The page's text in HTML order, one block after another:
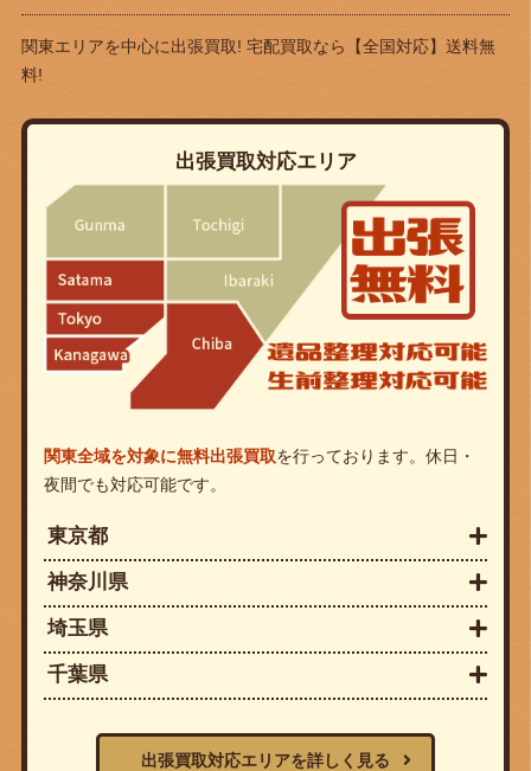
関東エリアを中心に出張買取! 宅配買取なら
【全国対応】送料無
料!
出張買取対応エリア
関東全域を対象に無料出張買取を行っております。休日・
夜間でも対応可能です。
東京都
神奈川県
埼玉県
千葉県
出張買取対応エリアを詳しく見る